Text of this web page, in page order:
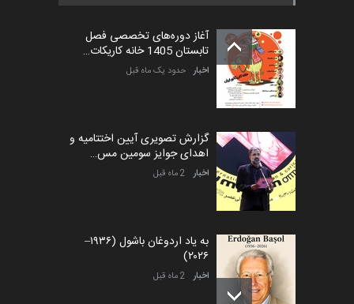
آغاز دوره‌های تخصصی فصل
تابستان 1405 خانه کاریکات…
اخبار حدود یک ماه قبل
گزارش تصویری آیین اختتامیه و
اهدای جوایز سومین مس…
اخبار 2 ماه قبل
به یاد اردوغان باشول (۱۹۳۶–
۲۰۲۶)
اخبار 2 ماه قبل